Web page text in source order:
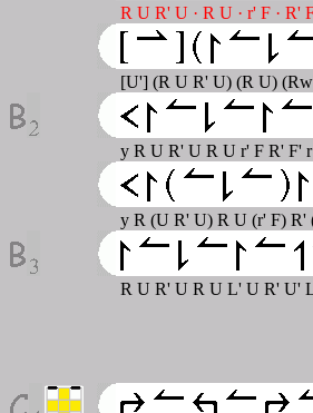
R U R' U · R U · r' F · R'
[U'] (R U R' U) (R U)
y R U R' U R U r' F R' F' r
y R (U R' U) R U (r' F) R'
R U R' U R U L' U R' U'